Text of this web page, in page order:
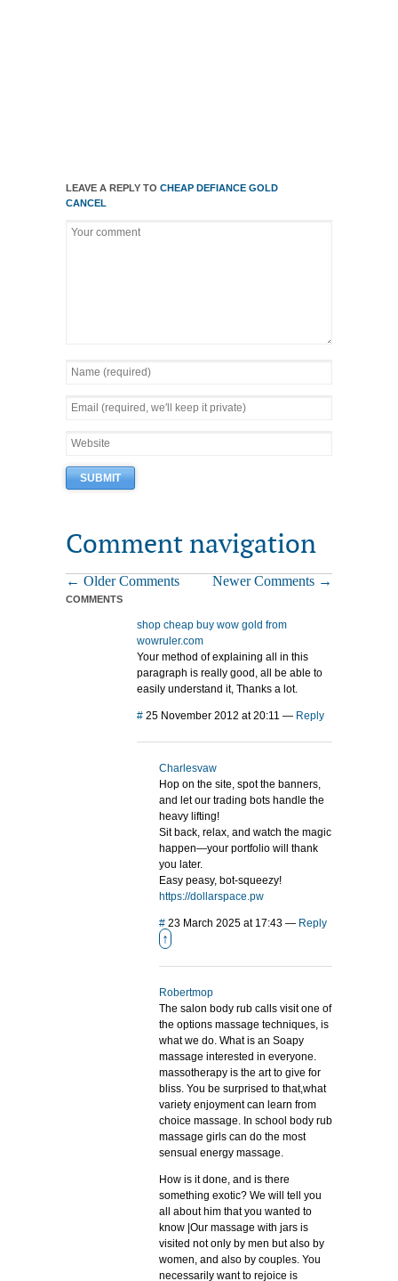
LEAVE A REPLY TO CHEAP DEFIANCE GOLD
CANCEL
Comment navigation
← Older Comments Newer Comments →
COMMENTS
shop cheap buy wow gold from
wowruler.com
Your method of explaining all in this
paragraph is really good, all be able to
easily understand it, Thanks a lot.
# 25 November 2012 at 20:11 — Reply
Charlesvaw
Hop on the site, spot the banners,
and let our trading bots handle the
heavy lifting!
Sit back, relax, and watch the magic
happen—your portfolio will thank
you later.
Easy peasy, bot-squeezy!
https://dollarspace.pw
# 23 March 2025 at 17:43 — Reply
↑
Robertmop
The salon body rub calls visit one of
the options massage techniques, is
what we do. What is an Soapy
massage interested in everyone.
massotherapy is the art to give for
bliss. You be surprised to that,what
variety enjoyment can learn from
choice massage. In school body rub
massage girls can do the most
sensual energy massage.
How is it done, and is there
something exotic? We will tell you
all about him that you wanted to
know |Our massage with jars is
visited not only by men but also by
women, and also by couples. You
necessarily want to rejoice is